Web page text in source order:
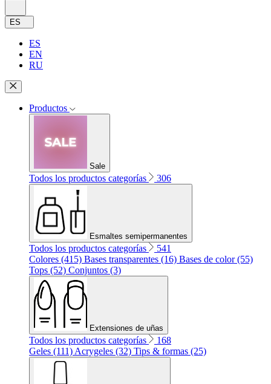
ES
ES
EN
RU
Productos
Sale
Todos los productos categorías 306
Esmaltes semipermanentes
Todos los productos categorías
541
Colores (415) Bases transparentes (16) Bases de color (55)
Tops (52) Conjuntos (3)
Extensiones de uñas
Todos los productos categorías
168
Geles (111) Acrygeles (32) Tips & formas (25)